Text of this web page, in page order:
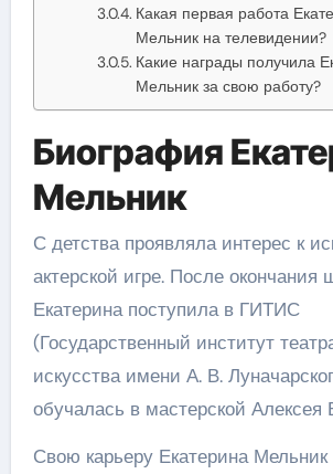
Какая первая работа
Мельник на телевидении?
Какие награды получила
Мельник за свою работу?
Биография
Мельник
С детства проявляла интерес к
актерской игре. После окончания
Екатерина поступила в ГИТИС
(Государственный институт
искусства имени А. В.
обучалась в мастерской Алексея
Свою карьеру Екатерина Мельник